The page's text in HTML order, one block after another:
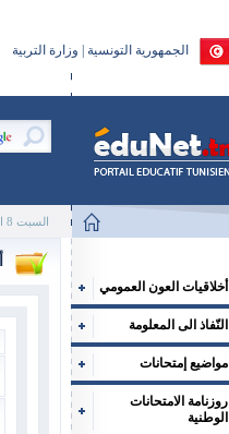
الجمهورية التونسية | وزارة التربية
السبت 8 اوت 2026
أخلاقيات العون العمومي
النّفاذ الى المعلومة
مواضيع إمتحانات
روزنامة الامتحانات
الوطنية